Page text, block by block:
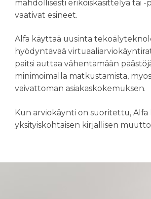
mahdollisesti erikoiskäsittelyä tai -
vaativat esineet.
Alfa käyttää uusinta
hyödyntävää
paitsi auttaa vähentämään
minimoimalla matkustamista,
vaivattoman asiakaskokemuksen.
Kun arviokäynti on suoritettu, Alfa
yksityiskohtaisen kirjallisen